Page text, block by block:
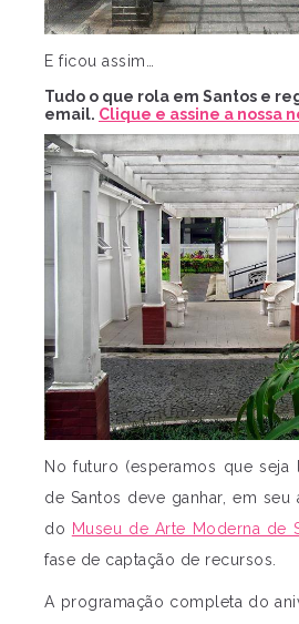
E ficou assim…
Tudo o que rola em Santos e
email. Clique e assine a nossa
No futuro (esperamos que seja
de Santos deve ganhar, em seu
do Museu de Arte Moderna de
fase de captação de recursos.
A programação completa do